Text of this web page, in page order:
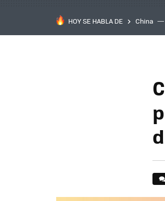
HOY SE HABLA DE China